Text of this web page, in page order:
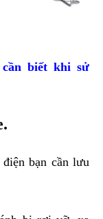
cần biết khi sử
bạn cần lưu